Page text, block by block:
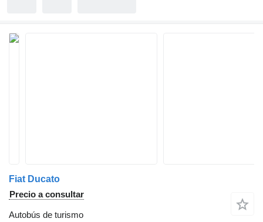
Fiat Ducato
Precio a consultar
Autobús de turismo